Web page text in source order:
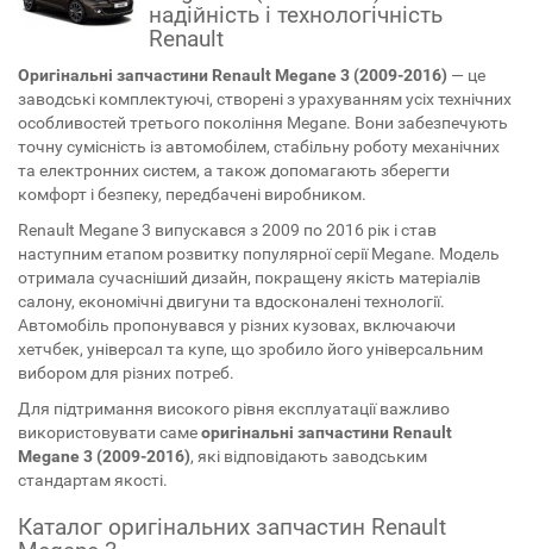
надійність і технологічність
Renault
Оригінальні запчастини Renault Megane 3 (2009-2016) — це
заводські комплектуючі, створені з урахуванням усіх технічних
особливостей третього покоління Megane. Вони забезпечують
точну сумісність із автомобілем, стабільну роботу механічних
та електронних систем, а також допомагають зберегти
комфорт і безпеку, передбачені виробником.
Renault Megane 3 випускався з 2009 по 2016 рік і став
наступним етапом розвитку популярної серії Megane. Модель
отримала сучасніший дизайн, покращену якість матеріалів
салону, економічні двигуни та вдосконалені технології.
Автомобіль пропонувався у різних кузовах, включаючи
хетчбек, універсал та купе, що зробило його універсальним
вибором для різних потреб.
Для підтримання високого рівня експлуатації важливо
використовувати самеоригінальні запчастини Renault
Megane 3 (2009-2016), які відповідають заводським
стандартам якості.
Каталог оригінальних запчастин Renault